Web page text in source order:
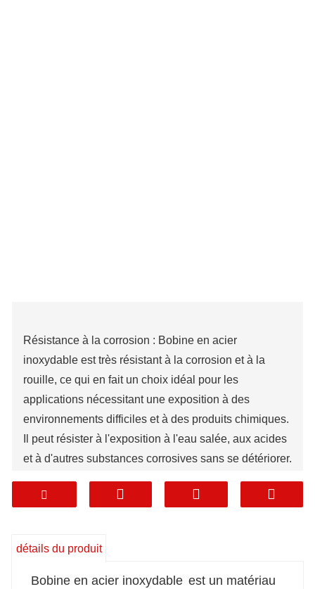
Résistance à la corrosion : Bobine en acier
inoxydable est très résistant à la corrosion et à la
rouille, ce qui en fait un choix idéal pour les
applications nécessitant une exposition à des
environnements difficiles et à des produits chimiques.
Il peut résister à l'exposition à l'eau salée, aux acides
et à d'autres substances corrosives sans se détériorer.
matériau durable qui peut durer de nombreuses
pour les applications de fabrication.
Force : Bobine en acier inoxydable est un matériau
détails du produit
Bobine en acier inoxydable est un matériau